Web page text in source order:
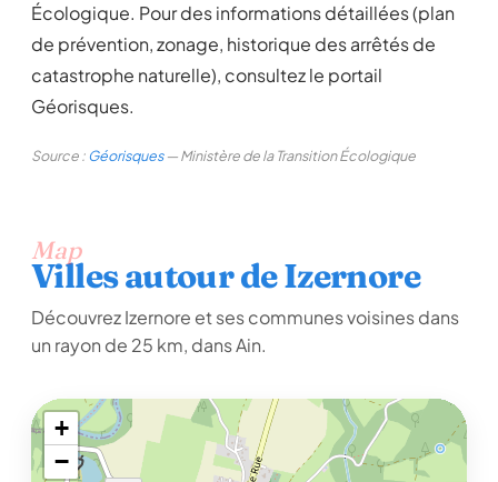
Écologique. Pour des informations détaillées (plan
de prévention, zonage, historique des arrêtés de
catastrophe naturelle), consultez le portail
Géorisques.
Source :Géorisques— Ministère de la Transition Écologique
Map
Villes autour de Izernore
Découvrez Izernore et ses communes voisines dans
un rayon de 25 km, dans Ain.
+
−